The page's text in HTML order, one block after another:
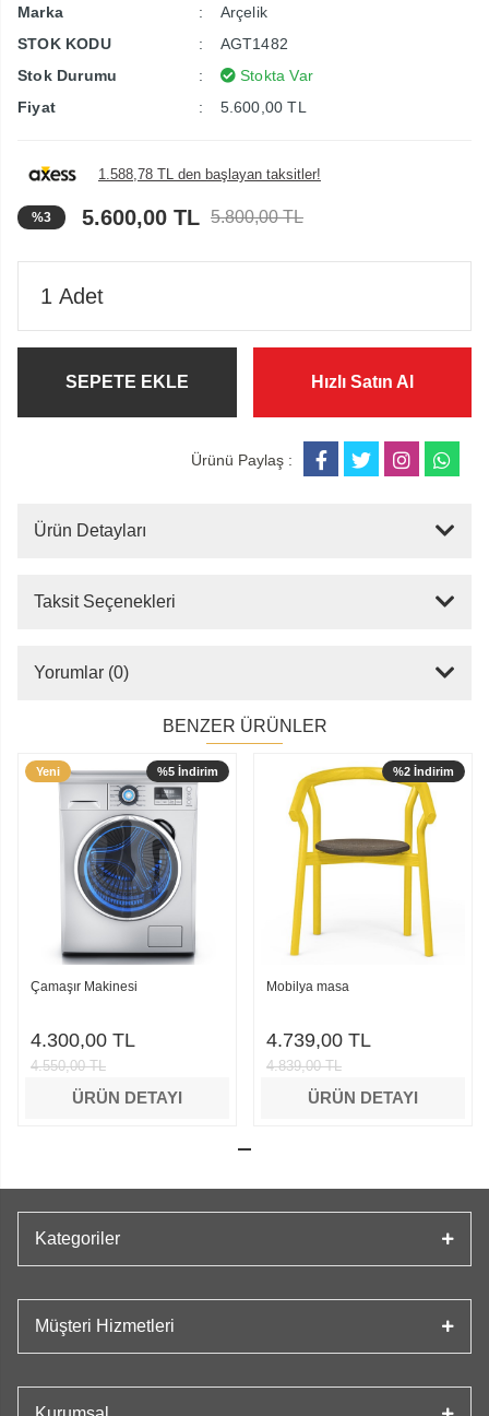
Marka
Arçelik
STOK KODU
AGT1482
Stok Durumu
Stokta Var
Fiyat
5.600,00 TL
1.588,78 TL den başlayan taksitler!
%3 5.600,00 TL 5.800,00 TL
SEPETE EKLE Hızlı Satın Al
Ürünü Paylaş :
Ürün Detayları
Taksit Seçenekleri
Yorumlar (0)
BENZER ÜRÜNLER
%5 İndirim
Yeni
Çamaşır Makinesi
4.300,00 TL
4.550,00 TL
ÜRÜN DETAYI
%2 İndirim
Mobilya masa
4.739,00 TL
4.839,00 TL
ÜRÜN DETAYI
Kategoriler
Müşteri Hizmetleri